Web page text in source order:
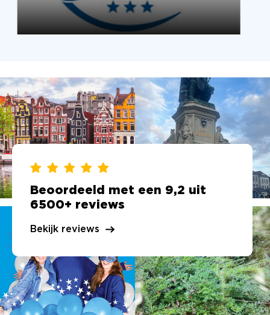
Beoordeeld met een 9,2 uit
6500+ reviews
Bekijk reviews